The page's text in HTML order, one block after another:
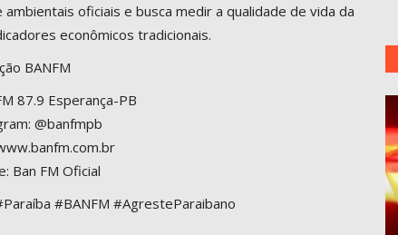
oficiais e busca medir a qualidade de vida da
econômicos tradicionais.
BANFM
87.9 Esperança-PB
@banfmpb
Ban FM Oficial
#BANFM #AgresteParaibano